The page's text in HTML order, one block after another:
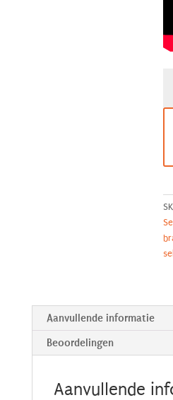
&
Aanvullende informatie
Beoordelingen
Aanvullende